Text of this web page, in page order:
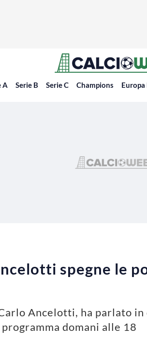
A Serie B Serie C Champions Europa
spegne le
Ancelotti, ha parlato
domani alle 18